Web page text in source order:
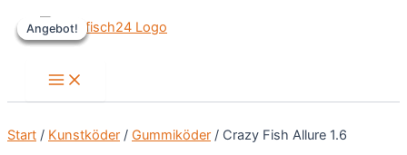
Inhalt
Main
Menu
Start / Kunstköder / Gummiköder / Crazy Fish Allure 1.6
Angebot!
Angebot!
Angebot!
Angebot!